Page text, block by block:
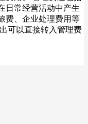
日常经营活动中产生
费、企业处理费用等
可以直接转入管理费